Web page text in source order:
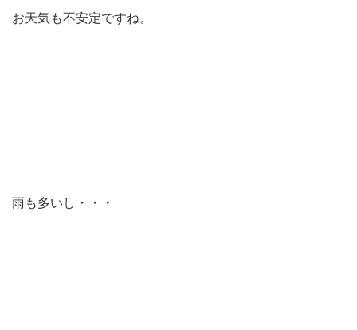
お天気も不安定ですね。
雨も多いし・・・